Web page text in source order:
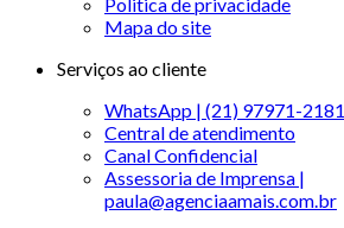
Mapa do site
Serviços ao cliente
WhatsApp | (21) 97971-2181
Central de atendimento
Canal Confidencial
Assessoria de Imprensa |
paula@agenciaamais.com.br